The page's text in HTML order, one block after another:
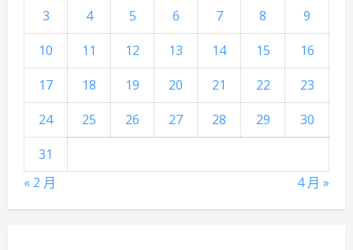
3
4 5 6 7 8
9
10
11 12 13 14 15
16
17
18 19 20 21 22
23
24
25 26 27 28 29
30
31
« 2 月
4 月 »